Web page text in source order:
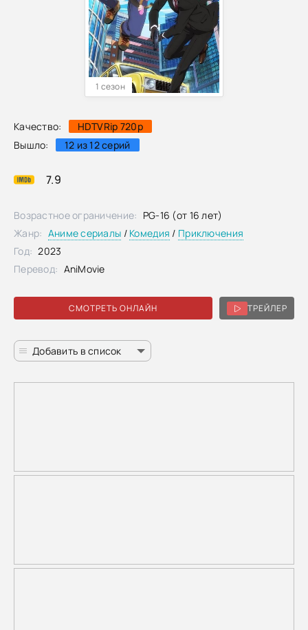
Качество:
HDTVRip 720p
Вышло:
12 из 12 серий
7.9
1 сезон
СМОТРЕТЬ ОНЛАЙН ТРЕЙЛЕР
Добавить в список
Возрастное ограничение: PG-16 (от 16 лет)
Жанр: Аниме сериалы / Комедия / Приключения
Год: 2023
Перевод: AniMovie